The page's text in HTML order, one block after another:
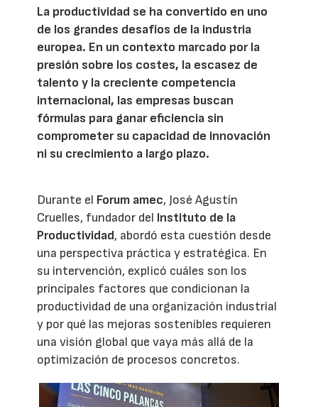
La productividad se ha convertido en uno
de los grandes desafíos de la industria
europea. En un contexto marcado por la
presión sobre los costes, la escasez de
talento y la creciente competencia
internacional, las empresas buscan
fórmulas para ganar eficiencia sin
comprometer su capacidad de innovación
ni su crecimiento a largo plazo.
Durante el Forum amec, José Agustín
Cruelles, fundador del Instituto de la
Productividad, abordó esta cuestión desde
una perspectiva práctica y estratégica. En
su intervención, explicó cuáles son los
principales factores que condicionan la
productividad de una organización industrial
y por qué las mejoras sostenibles requieren
una visión global que vaya más allá de la
optimización de procesos concretos.